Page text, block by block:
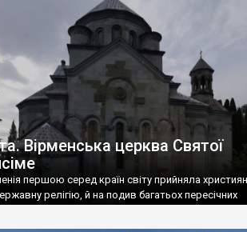
«повстяками» (postaki)…” “Вино. Крим
відмінне вино і його вдосталь: воно все
біле і дуже […]
Вірменська церква Святої
першою серед країн світу прийняла
релігію, й на подив багатьох пересічних